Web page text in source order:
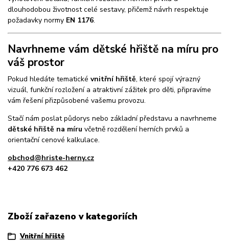
dlouhodobou životnost celé sestavy, přičemž návrh respektuje
požadavky normy EN 1176.
Navrhneme vám dětské hřiště na míru pro
váš prostor
Pokud hledáte tematické vnitřní hřiště, které spojí výrazný
vizuál, funkční rozložení a atraktivní zážitek pro děti, připravíme
vám řešení přizpůsobené vašemu provozu.
Stačí nám poslat půdorys nebo základní představu a navrhneme
dětské hřiště na míru včetně rozdělení herních prvků a
orientační cenové kalkulace.
obchod@hriste-herny.cz
+420 776 673 462
Zboží zařazeno v kategoriích
Vnitřní hřiště